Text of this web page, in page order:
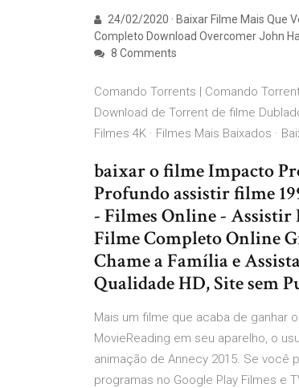
24/02/2020 · Baixar Filme Mais Que
Completo Download Overcomer John
8 Comments
Comando Torrents | Comando
Download de Torrent de filme
Filmes 4K · Filmes Mais Baixados ·
baixar o filme Impacto
Profundo assistir filme
- Filmes Online - Assistir
Filme Completo Online
Chame a Família e
Qualidade HD, Site sem
Mais um filme que acaba de ganhar
MovieReading em seu aparelho, o
animação de Annecy 2015. Se você
programas no Google Play Filmes e